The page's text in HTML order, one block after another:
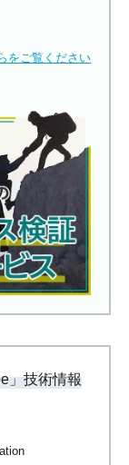
をご覧ください
」技術情報